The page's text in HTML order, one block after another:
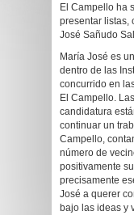
El Campello ha
presentar listas,
José Sañudo
María José es
dentro de las
concurrido en
El Campello.
candidatura
continuar un
Campello,
número de
positivamente
precisamente
José a querer
bajo las ideas y